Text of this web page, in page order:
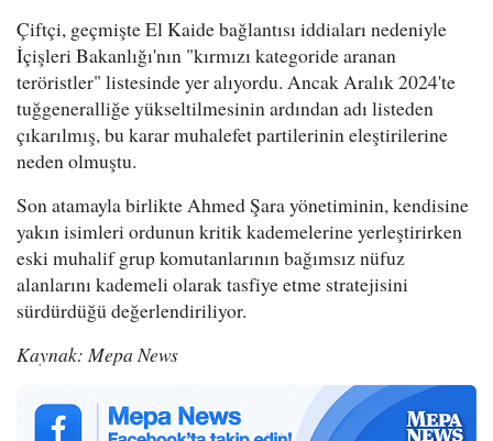
Çiftçi, geçmişte El Kaide bağlantısı iddiaları nedeniyle
İçişleri Bakanlığı'nın "kırmızı kategoride aranan
teröristler" listesinde yer alıyordu. Ancak Aralık 2024'te
tuğgeneralliğe yükseltilmesinin ardından adı listeden
çıkarılmış, bu karar muhalefet partilerinin eleştirilerine
neden olmuştu.
Son atamayla birlikte Ahmed Şara yönetiminin, kendisine
yakın isimleri ordunun kritik kademelerine yerleştirirken
eski muhalif grup komutanlarının bağımsız nüfuz
alanlarını kademeli olarak tasfiye etme stratejisini
sürdürdüğü değerlendiriliyor.
Kaynak: Mepa News